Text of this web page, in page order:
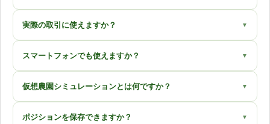
実際の取引に使えますか？
スマートフォンでも使えますか？
仮想農園シミュレーションとは何ですか？
ポジションを保存できますか？